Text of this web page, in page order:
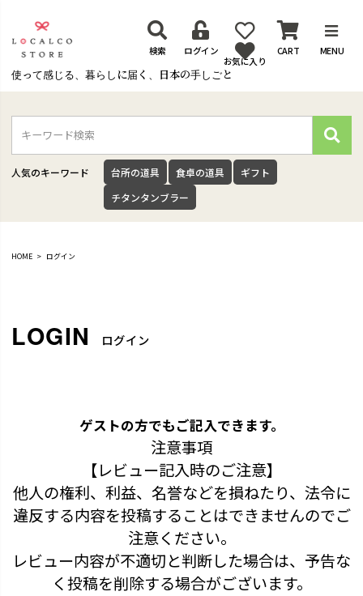
使って感じる、暮らしに届く、日本の手しごと
検索
ログイン
お気に入り
CART MENU
検
索
人気のキーワード 台所の道具 食卓の道具
ギフト
チタンタンブラー
HOME ログイン
ログイン
ゲストの方でもご記入できます。
注意事項
【レビュー記入時のご注意】
他人の権利、利益、名誉などを損ねたり、法令に
違反する内容を投稿することはできませんのでご
注意ください。
レビュー内容が不適切と判断した場合は、予告な
く投稿を削除する場合がございます。